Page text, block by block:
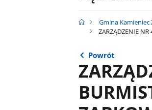
Gmina Kamieniec
ZARZĄDZENIE
Powrót